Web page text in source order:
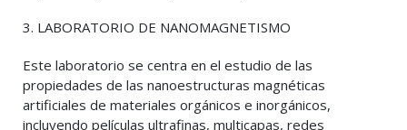
3. LABORATORIO DE NANOMAGNETISMO
Este laboratorio se centra en el estudio de las
propiedades de las nanoestructuras magnéticas
artificiales de materiales orgánicos e inorgánicos,
incluyendo películas ultrafinas, multicapas, redes